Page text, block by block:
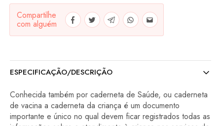
Compartilhe
com alguém
ESPECIFICAÇÃO/DESCRIÇÃO
Conhecida também por caderneta de Saúde, ou caderneta
de vacina a caderneta da criança é um documento
importante e único no qual devem ficar registrados todas as